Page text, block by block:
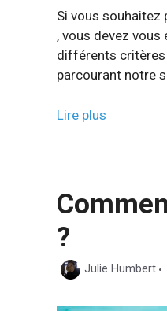
Si vous souhaitez
, vous devez
différents critères
parcourant notre
Lire plus
?
Julie Humbert